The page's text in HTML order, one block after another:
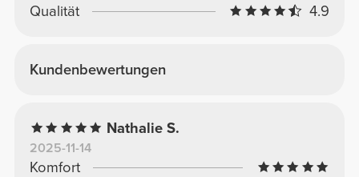
Qualität
4.9
Kundenbewertungen
Nathalie S.
2025-11-14
Komfort